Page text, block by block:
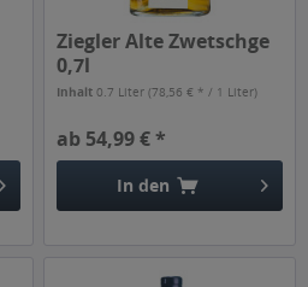
Ziegler Alte Zwetschge
0,7l
Inhalt0.7 Liter(78,56 € * / 1 Liter)
ab 54,99 € *
In den